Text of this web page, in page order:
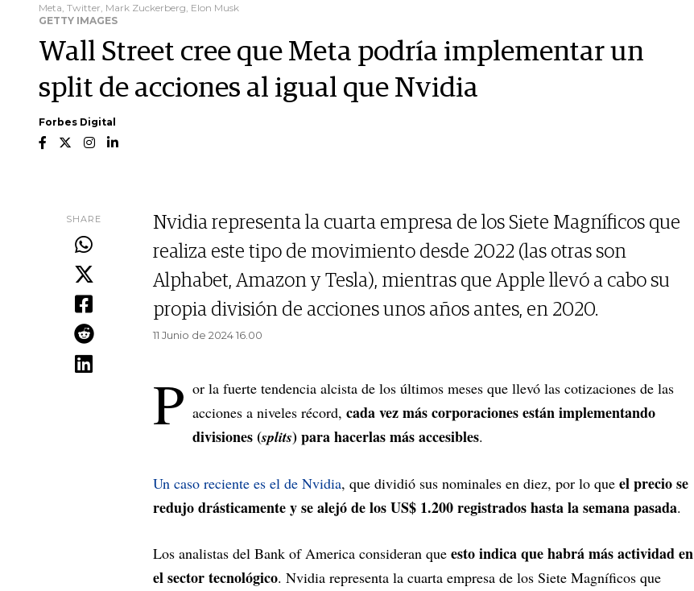
Meta, Twitter, Mark Zuckerberg, Elon Musk
GETTY IMAGES
Wall Street cree que Meta podría implementar un
split de acciones al igual que Nvidia
Forbes Digital
SHARE
Nvidia representa la cuarta empresa de los Siete Magníficos que
realiza este tipo de movimiento desde 2022 (las otras son
Alphabet, Amazon y Tesla), mientras que Apple llevó a cabo su
propia división de acciones unos años antes, en 2020.
11 Junio de 2024 16.00
P or la fuerte tendencia alcista de los últimos meses que llevó las cotizaciones de las
acciones a niveles récord, cada vez más corporaciones están implementando
divisiones (splits) para hacerlas más accesibles.
Un caso reciente es el de Nvidia, que dividió sus nominales en diez, por lo que el precio se
redujo drásticamente y se alejó de los US$ 1.200 registrados hasta la semana pasada.
Los analistas del Bank of America consideran que esto indica que habrá más actividad en
el sector tecnológico. Nvidia representa la cuarta empresa de los Siete Magníficos que